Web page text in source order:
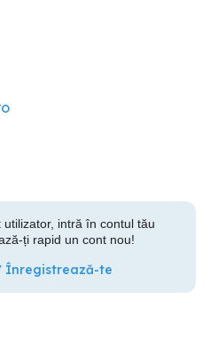
intră în contul tău
ți rapid un cont nou!
Înregistrează-te